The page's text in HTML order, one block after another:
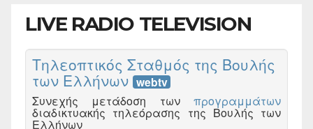
LIVE RADIO TELEVISION